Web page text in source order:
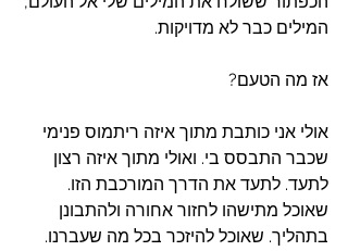
המילים כבר לא מדויקות.
אז מה הטעם?
אולי אני כותבת מתוך איזה ריתמוס פנימי
שכבר התבסס בי. ואולי מתוך איזה רצון
לתעד. לתעד את הדרך המורכבת הזו.
שאוכל מתישהו לחזור אחורה ולהתבונן
בתהליך. שאוכל להיזכר בכל מה שעברנו.